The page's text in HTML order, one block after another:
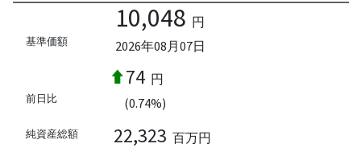
基準価額
10,048 円
2026年08月07日
前日比
74 円
(0.74%)
純資産総額 22,323 百万円